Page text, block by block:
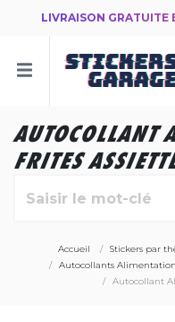
LIVRAISON GRATUITE
AUTOCOLLANT
FRITES
Accueil Stickers par
Autocollants
Autocollant